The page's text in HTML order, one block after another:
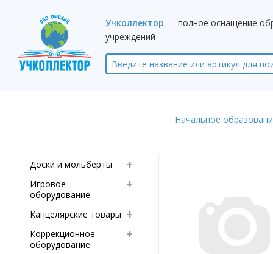
Учколлектор — полное оснащение
учреждений
Начальное
Доски и мольберты
Игровое
оборудование
Канцелярские товары
Коррекционное
оборудование